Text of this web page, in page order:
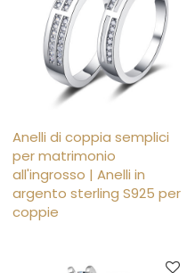
Anelli di coppia semplici
per matrimonio
all'ingrosso | Anelli in
argento sterling S925 per
coppie